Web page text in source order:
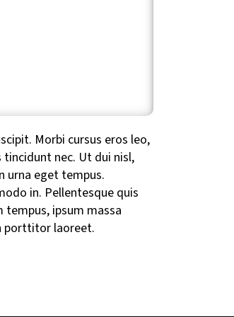
Morbi cursus eros leo,
nec. Ut dui nisl,
urna eget tempus.
in. Pellentesque quis
ipsum massa
porttitor laoreet.